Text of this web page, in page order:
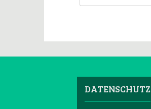
DATENSCHUTZ